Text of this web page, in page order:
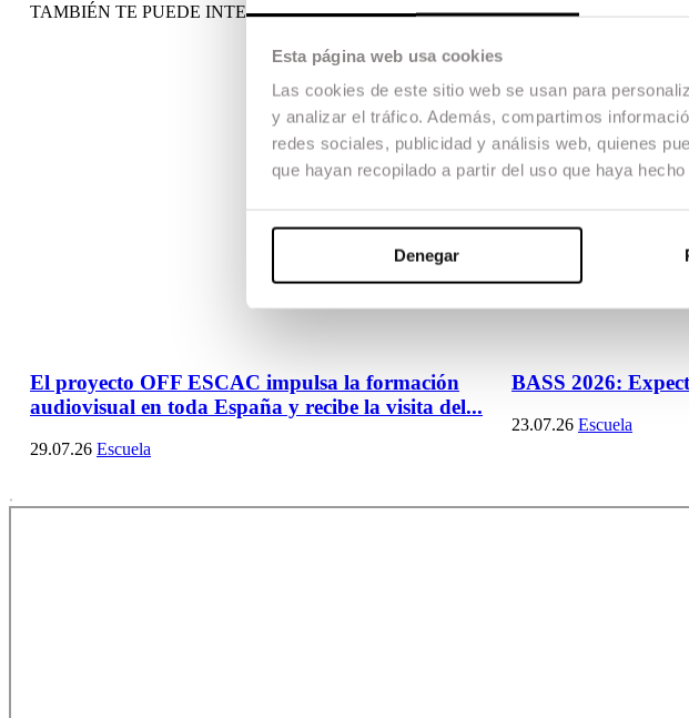
Esta página web usa cookies
Las cookies de este sitio web se usan para
y analizar el tráfico. Además, compartimos
redes sociales, publicidad y análisis web, quienes
que hayan recopilado a partir del uso que haya
Denegar
TAMBIÉN TE PUEDE INTERESAR
El proyecto OFF ESCAC impulsa la formación
audiovisual en toda España y recibe la visita del...
29.07.26 Escuela
BASS 2026:
23.07.26 Escuela